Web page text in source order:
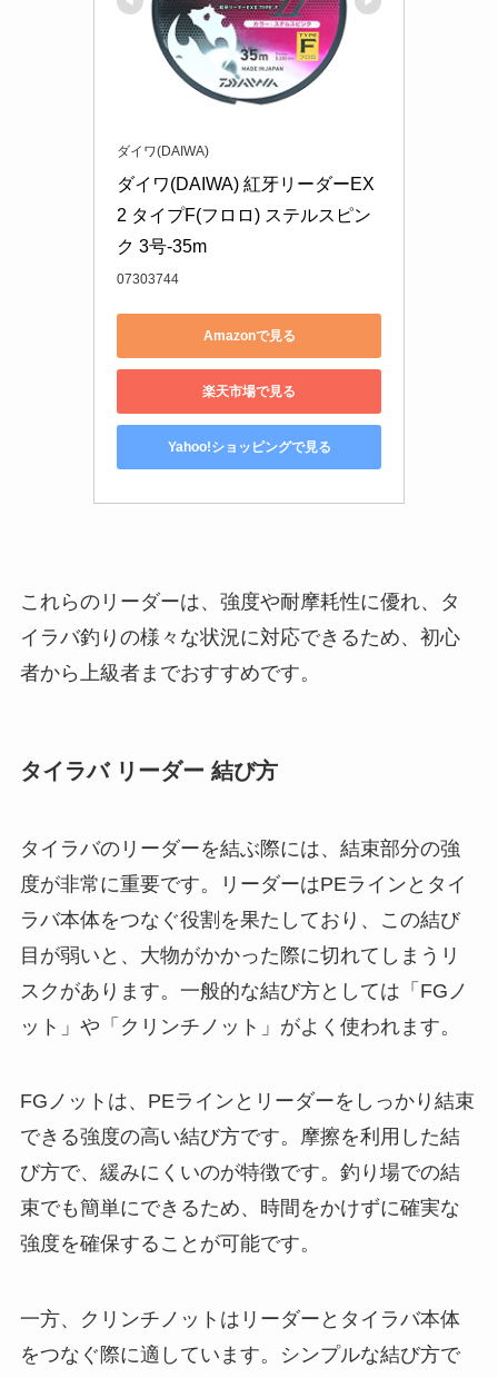
ダイワ(DAIWA)
ダイワ(DAIWA) 紅牙リーダーEX
2 タイプF(フロロ) ステルスピン
ク 3号-35m
07303744
Amazonで見る
楽天市場で見る
Yahoo!ショッピングで見る
これらのリーダーは、強度や耐摩耗性に優れ、タ
イラバ釣りの様々な状況に対応できるため、初心
者から上級者までおすすめです。
タイラバ リーダー 結び方
タイラバのリーダーを結ぶ際には、結束部分の強
度が非常に重要です。リーダーはPEラインとタイ
ラバ本体をつなぐ役割を果たしており、この結び
目が弱いと、大物がかかった際に切れてしまうリ
スクがあります。一般的な結び方としては「FGノ
ット」や「クリンチノット」がよく使われます。
FGノットは、PEラインとリーダーをしっかり結束
できる強度の高い結び方です。摩擦を利用した結
び方で、緩みにくいのが特徴です。釣り場での結
束でも簡単にできるため、時間をかけずに確実な
強度を確保することが可能です。
一方、クリンチノットはリーダーとタイラバ本体
をつなぐ際に適しています。シンプルな結び方で